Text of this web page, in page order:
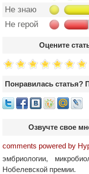
Не знаю
Не герой
Оцените
Понравилась статья?
Озвучте свое
comments powered by
эмбриологии,
Нобелевской премии.